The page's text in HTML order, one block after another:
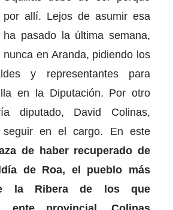
allí. Lejos de asumir esa
ha pasado la última semana,
en Aranda, pidiendo los
y representantes para
en la Diputación. Por otro
diputado, David Colinas,
seguir en el cargo. En este
de haber recuperado de
de Roa, el pueblo más
la Ribera de los que